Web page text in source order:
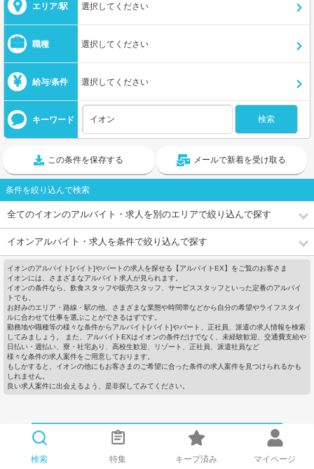
エリア/駅 選択してください
職種 選択してください
給与/条件 選択してください
キーワード
この条件を保存する メールで新着を受け取る
条件を絞り込んで検索
全てのイオンのアルバイト・求人を別のエリアで絞り込んで探す
イオンアルバイト・求人を条件で絞り込んで探す
イオンのアルバイト[バイト]やパートの求人を探せる【アルバイトEX】をご覧のお客さま
イオンには、さまざまなアルバイト求人が見られます。
イオンの条件なら、飲食スタッフや販売スタッフ、サービススタッフといった定番のアルバイ
トでも、
お好みのエリア・路線・駅の他、さまざまな業態や時間帯などから自分の希望やライフスタイ
ルに合わせて仕事を選ぶことができるはずです。
勤務地や職種等の様々な条件からアルバイト[バイト]やパート、正社員、派遣の求人情報を検索
してみましょう。 また、アルバイトEXはイオンの条件だけでなく、未経験歓迎、交通費支給や
日払い・週払い、寮・社宅あり、高校生歓迎、リゾート、正社員、派遣社員など
様々な条件の求人案件をご用意しております。
もしかすると、イオンの他にもお客さまのご希望に合った条件の求人案件を見つけられるかも
しれません。
良い求人案件に出会えるよう、是非探してみてください。
検索 特集 キープ済み マイページ